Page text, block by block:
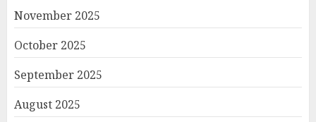
November 2025
October 2025
September 2025
August 2025